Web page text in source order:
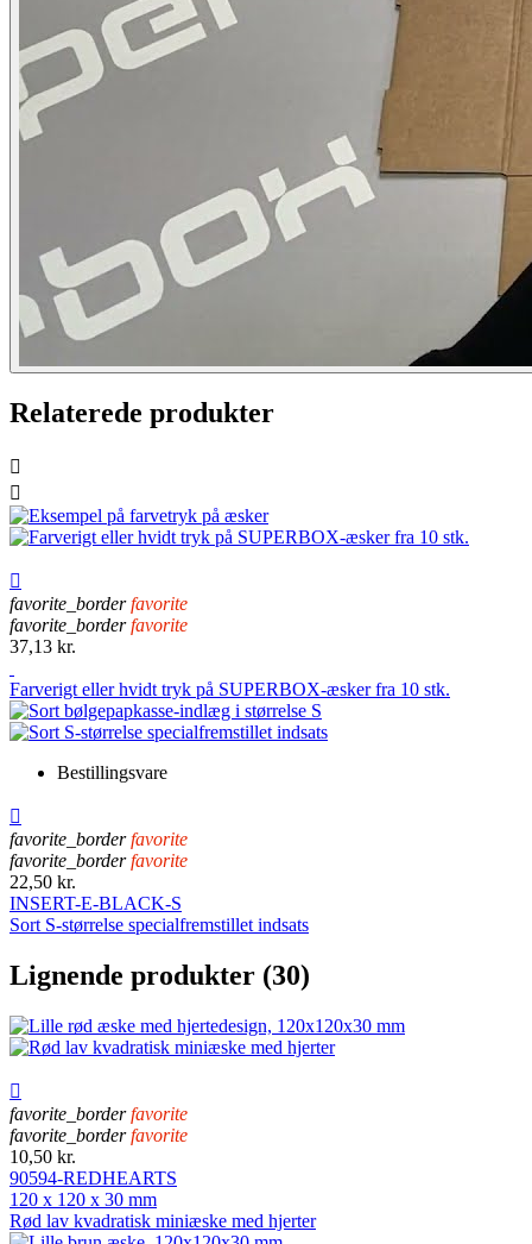
Relaterede produkter



favorite_border favorite
favorite_border favorite
37,13 kr.
Farverigt eller hvidt tryk på SUPERBOX-æsker fra 10 stk.
Bestillingsvare

favorite_border favorite
favorite_border favorite
22,50 kr.
INSERT-E-BLACK-S
Sort S-størrelse specialfremstillet indsats
Lignende produkter (30)

favorite_border favorite
favorite_border favorite
10,50 kr.
90594-REDHEARTS
120 x 120 x 30 mm
Rød lav kvadratisk miniæske med hjerter